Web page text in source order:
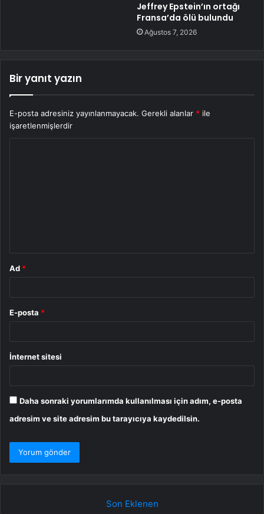
Jeffrey Epstein’ın ortağı
Fransa’da ölü bulundu
Ağustos 7, 2026
Bir yanıt yazın
E-posta adresiniz yayınlanmayacak. Gerekli alanlar * ile
işaretlenmişlerdir
Ad *
E-posta *
İnternet sitesi
Daha sonraki yorumlarımda kullanılması için adım, e-posta
adresim ve site adresim bu tarayıcıya kaydedilsin.
Son Eklenen